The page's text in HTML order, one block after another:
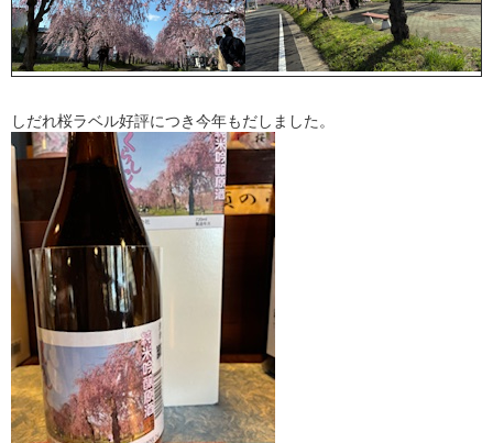
しだれ桜ラベル好評につき今年もだしました。